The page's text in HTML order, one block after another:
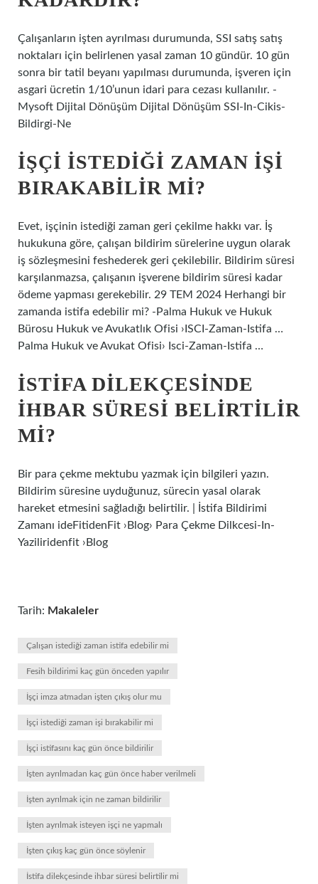
Çalışanların işten ayrılması durumunda, SSI satış satış
noktaları için belirlenen yasal zaman 10 gündür. 10 gün
sonra bir tatil beyanı yapılması durumunda, işveren için
asgari ücretin 1/10’unun idari para cezası kullanılır. -
Mysoft Dijital Dönüşüm Dijital Dönüşüm SSI-In-Cikis-
Bildirgi-Ne
İŞÇI ISTEDIĞI ZAMAN IŞI
BIRAKABILIR MI?
Evet, işçinin istediği zaman geri çekilme hakkı var. İş
hukukuna göre, çalışan bildirim sürelerine uygun olarak
iş sözleşmesini feshederek geri çekilebilir. Bildirim süresi
karşılanmazsa, çalışanın işverene bildirim süresi kadar
ödeme yapması gerekebilir. 29 TEM 2024 Herhangi bir
zamanda istifa edebilir mi? -Palma Hukuk ve Hukuk
Bürosu Hukuk ve Avukatlık Ofisi ›ISCI-Zaman-Istifa …
Palma Hukuk ve Avukat Ofisi› Isci-Zaman-Istifa …
İSTIFA DILEKÇESINDE
IHBAR SÜRESI BELIRTILIR
MI?
Bir para çekme mektubu yazmak için bilgileri yazın.
Bildirim süresine uyduğunuz, sürecin yasal olarak
hareket etmesini sağladığı belirtilir. | İstifa Bildirimi
Zamanı ideFitidenFit ›Blog› Para Çekme Dilkcesi-In-
Yaziliridenfit ›Blog
Tarih: Makaleler
Çalışan istediği zaman istifa edebilir mi
Fesih bildirimi kaç gün önceden yapılır
İşçi imza atmadan işten çıkış olur mu
İşçi istediği zaman işi bırakabilir mi
İşçi istifasını kaç gün önce bildirilir
İşten ayrılmadan kaç gün önce haber verilmeli
İşten ayrılmak için ne zaman bildirilir
İşten ayrılmak isteyen işçi ne yapmalı
İşten çıkış kaç gün önce söylenir
İstifa dilekçesinde ihbar süresi belirtilir mi